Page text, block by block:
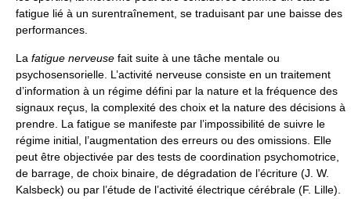
fatigue lié à un surentraînement, se traduisant par une baisse des
performances.
La fatigue nerveuse fait suite à une tâche mentale ou
psychosensorielle. L’activité nerveuse consiste en un traitement
d’information à un régime défini par la nature et la fréquence des
signaux reçus, la complexité des choix et la nature des décisions à
prendre. La fatigue se manifeste par l’impossibilité de suivre le
régime initial, l’augmentation des erreurs ou des omissions. Elle
peut être objectivée par des tests de coordination psychomotrice,
de barrage, de choix binaire, de dégradation de l’écriture (J. W.
Kalsbeck) ou par l’étude de l’activité électrique cérébrale (F. Lille).